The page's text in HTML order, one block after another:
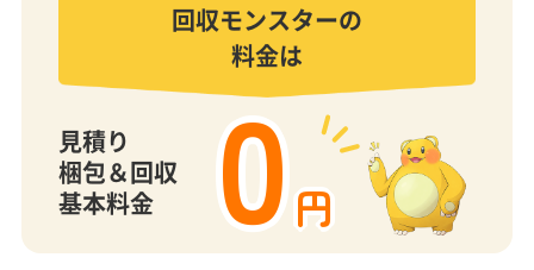
回収モンスターの
料金は
見積り
梱包＆回収
基本料金
0円